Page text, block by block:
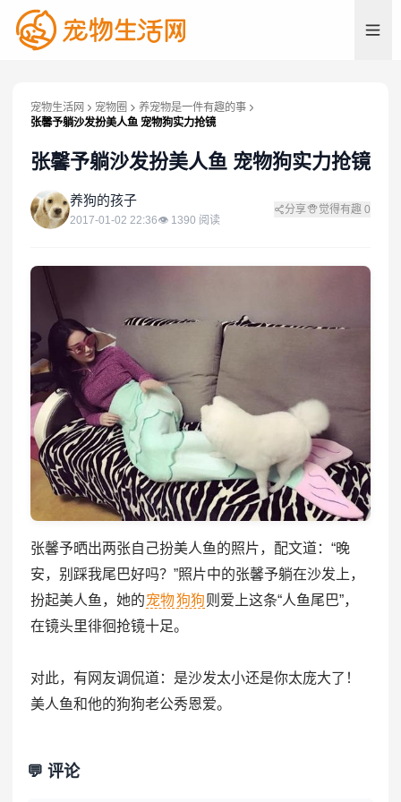
宠物生活网 宠物圈
养宠物是一件有趣的事
张馨予躺沙发扮美人鱼 宠物狗实力抢镜
张馨予躺沙发扮美人鱼 宠物狗实力抢镜
养 养狗的孩子
2017-01-02 22:36👁 1390 阅读
分享 觉得有趣 0
张馨予晒出两张自己扮美人鱼的照片，配文道：“晚
安，别踩我尾巴好吗？”照片中的张馨予躺在沙发上，
扮起美人鱼，她的宠物狗狗则爱上这条“人鱼尾巴”，
在镜头里徘徊抢镜十足。
对此，有网友调侃道：是沙发太小还是你太庞大了！
美人鱼和他的狗狗老公秀恩爱。
💬 评论